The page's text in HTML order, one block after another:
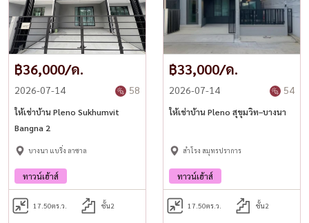
฿36,000/ด.
2026-07-14 58
ให้เช่าบ้าน Pleno Sukhumvit
Bangna 2
บางนา แบริ่ง ลาซาล
ทาวน์เฮ้าส์
17.50ตร.ว. ชั้น2
฿33,000/ด.
2026-07-14 54
ให้เช่าบ้าน Pleno สุขุมวิท–บางนา
สำโรง สมุทรปราการ
ทาวน์เฮ้าส์
17.50ตร.ว. ชั้น2